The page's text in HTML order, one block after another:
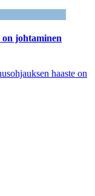
johtaminen
haaste on